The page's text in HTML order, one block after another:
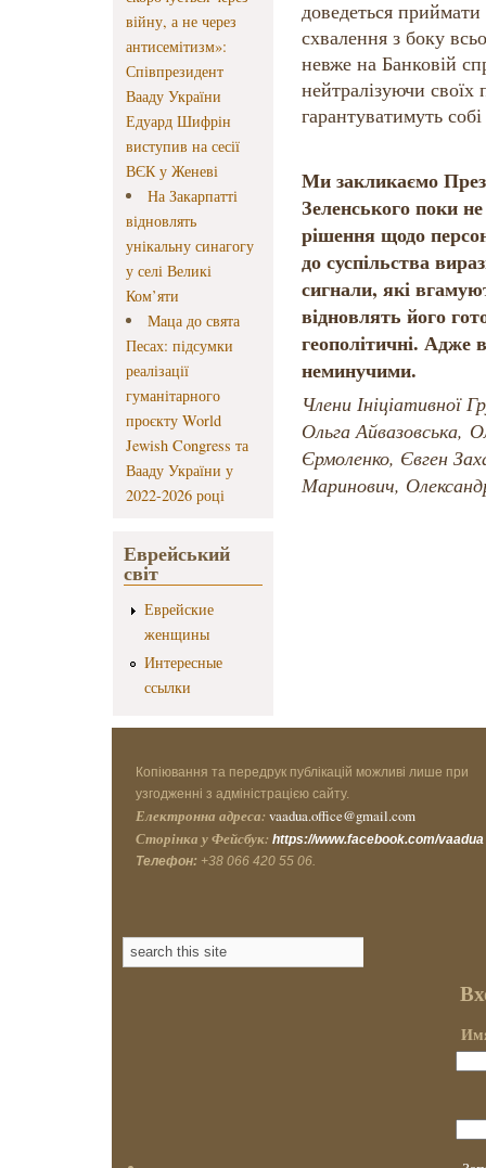
війну, а не через
антисемітизм»:
Співпрезидент
Вааду України
Едуард Шифрін
виступив на сесії
ВЄК у Женеві
На Закарпатті
відновлять
унікальну синагогу
у селі Великі
Ком’яти
Маца до свята
Песах: підсумки
реалізації
гуманітарного
проєкту World
Jewish Congress та
Вааду України у
2022-2026 році
Еврейський
світ
Еврейские
женщины
Интересные
ссылки
доведеться
схвалення з боку
невже на Банковій
нейтралізуючи
гарантуватимуть
Ми закликаємо
Зеленського поки
рішення щодо
до суспільства
сигнали, які
відновлять його
геополітичні. Адже
неминучими.
Члени Ініціативної
Ольга Айвазовська,
Єрмоленко, Євген
Маринович,
Копіювання та передрук публікацій можливі лише при
узгодженні з адміністрацією сайту.
Електронна адреса: vaadua.office@gmail.com
Сторінка у Фейсбук: https://www.facebook.com/vaadua
Телефон: +38 066 420 55 06.